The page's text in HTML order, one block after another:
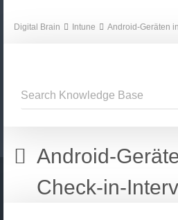
Digital Brain Intune Android-Geräten
Android-
Check-in-